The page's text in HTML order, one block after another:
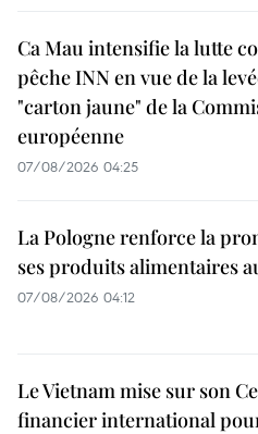
Ca Mau intensifie la lutte
pêche INN en vue de la
"carton jaune" de la
européenne
07/08/2026 04:25
La Pologne renforce la
ses produits alimentaires
07/08/2026 04:12
Le Vietnam mise sur son
financier international